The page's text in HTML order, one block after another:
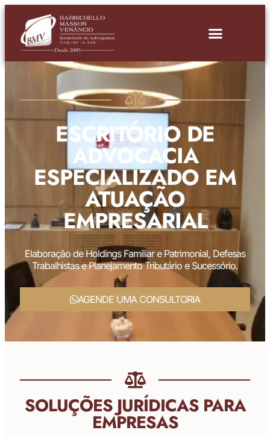
ESCRITÓRIO DE
ADVOCACIA
ESPECIALIZADO EM
ATUAÇÃO
EMPRESARIAL
Elaboração de Holdings Familiar e Patrimonial, Defesas
Trabalhistas e Planejamento Tributário e Sucessório.
AGENDE UMA CONSULTORIA
SOLUÇÕES JURÍDICAS PARA
EMPRESAS